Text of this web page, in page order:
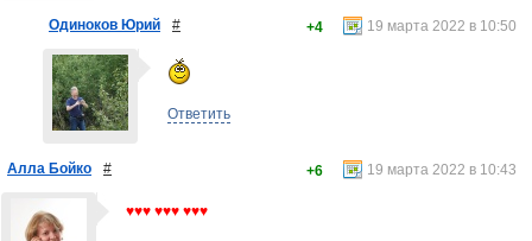
Одиноков Юрий # 19 марта 2022 в 10:50
+4
Ответить
Алла Бойко # 19 марта 2022 в 10:43
+6
♥♥♥ ♥♥♥ ♥♥♥